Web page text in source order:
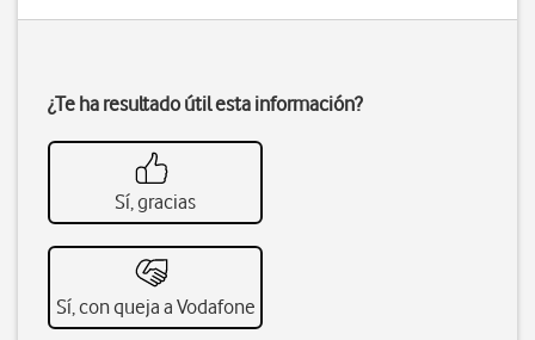
¿Te ha resultado útil esta información?
Sí, gracias
Sí, con queja a Vodafone